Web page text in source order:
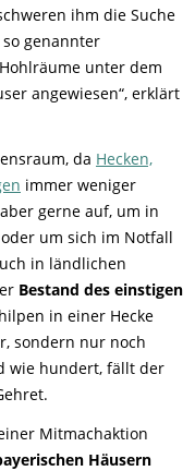
ihm die Suche
genannter
unter dem
angewiesen“, erklärt
da Hecken,
immer weniger
gerne auf, um in
um sich im Notfall
in ländlichen
Bestand des einstigen
in einer Hecke
sondern nur noch
wie hundert, fällt der
Mitmachaktion
Häusern